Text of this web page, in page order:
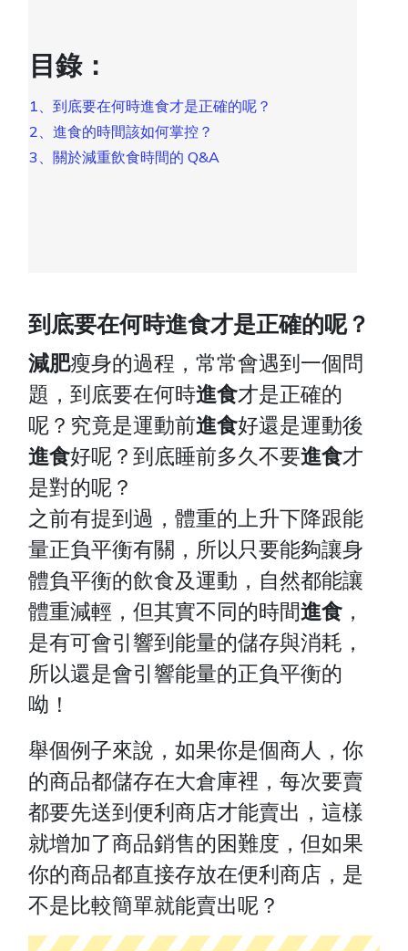
目錄：
1、到底要在何時進食才是正確的呢？
2、進食的時間該如何掌控？
3、關於減重飲食時間的 Q&A
到底要在何時進食才是正確的呢？
減肥瘦身的過程，常常會遇到一個問
題，到底要在何時進食才是正確的
呢？究竟是運動前進食好還是運動後
進食好呢？到底睡前多久不要進食才
是對的呢？
之前有提到過，體重的上升下降跟能
量正負平衡有關，所以只要能夠讓身
體負平衡的飲食及運動，自然都能讓
體重減輕，但其實不同的時間進食 ，
是有可會引響到能量的儲存與消耗，
所以還是會引響能量的正負平衡的
呦！
舉個例子來說，如果你是個商人，你
的商品都儲存在大倉庫裡，每次要賣
都要先送到便利商店才能賣出，這樣
就增加了商品銷售的困難度，但如果
你的商品都直接存放在便利商店，是
不是比較簡單就能賣出呢？